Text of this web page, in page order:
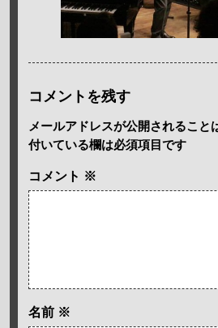
コメントを残す
メールアドレスが公開されること
付いている欄は必須項目です
コメント ※
名前 ※